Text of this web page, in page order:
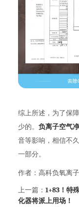
综上所述，为了保
少的。负离子空气
音等影响，相信不
一部分。
作者：高科负氧离
上一篇：1+83！特
化器将派上用场！